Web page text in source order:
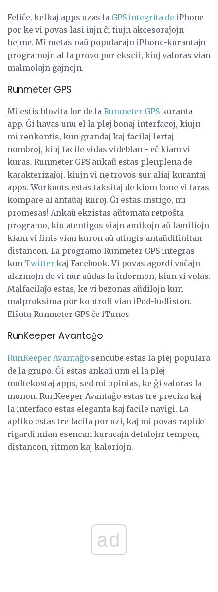
Feliĉe, kelkaj apps uzas la GPS integrita de iPhone
por ke vi povas lasi iujn ĉi tiujn akcesoraĵojn
hejme. Mi metas naŭ popularajn iPhone-kurantajn
programojn al la provo por ekscii, kiuj valoras vian
malmolajn gajnojn.
Runmeter GPS
Mi estis blovita for de la Runmeter GPS kuranta
app. Ĝi havas unu el la plej bonaj interfacoj, kiujn
mi renkontis, kun grandaj kaj facilaj lertaj
nombroj, kiuj facile vidas videblan - eĉ kiam vi
kuras. Runmeter GPS ankaŭ estas plenplena de
karakterizaĵoj, kiujn vi ne trovos sur aliaj kurantaj
apps. Workouts estas taksitaj de kiom bone vi faras
kompare al antaŭaj kuroj. Ĝi estas instigo, mi
promesas! Ankaŭ ekzistas aŭtomata retpoŝta
programo, kiu atentigos viajn amikojn aŭ familiojn
kiam vi finis vian kuron aŭ atingis antaŭdifinitan
distancon. La programo Runmeter GPS integras
kun Twitter kaj Facebook. Vi povas agordi voĉajn
alarmojn do vi nur aŭdas la informon, kiun vi volas.
Malfacilaĵo estas, ke vi bezonas aŭdilojn kun
malproksima por kontroli vian iPod-ludliston.
Elŝutu Runmeter GPS ĉe iTunes
RunKeeper Avantaĝo
RunKeeper Avantaĝo sendube estas la plej populara
de la grupo. Ĝi estas ankaŭ unu el la plej
multekostaj apps, sed mi opinias, ke ĝi valoras la
monon. RunKeeper Avantaĝo estas tre preciza kaj
la interfaco estas eleganta kaj facile navigi. La
apliko estas tre facila por uzi, kaj mi povas rapide
rigardi mian esencan kuracajn detalojn: tempon,
distancon, ritmon kaj kaloriojn.
ad